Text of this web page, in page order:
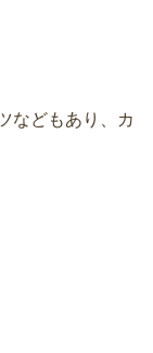
などもあり、カ